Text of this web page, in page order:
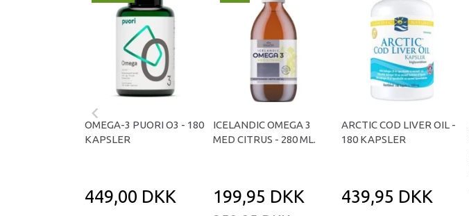
OMEGA-3 PUORI O3 - 180
KAPSLER
449,00 DKK
ICELANDIC OMEGA 3
MED CITRUS - 280 ML.
199,95 DKK
ARCTIC COD LIVER OIL -
180 KAPSLER
439,95 DKK